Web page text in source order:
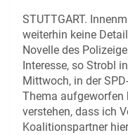
STUTTGART.
weiterhin keine
Novelle des
Interesse, so Strobl
Mittwoch, in der
Thema aufgeworfen
verstehen, dass ich
Koalitionspartner